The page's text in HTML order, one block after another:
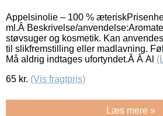
Appelsinolie – 100 %
ml.Â Beskrivelse/
støvsuger og kosmetik. Kan
til slikfremstilling eller madlavning.
Må aldrig indtages ufortyndet.Â Â Al
65 kr. (Vis fragtpris)
Læs mere »